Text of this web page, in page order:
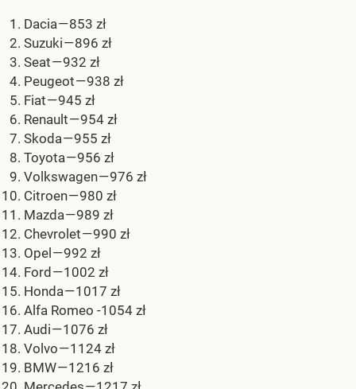
Dacia — 853 zł
Suzuki — 896 zł
Seat — 932 zł
Peugeot — 938 zł
Fiat — 945 zł
Renault — 954 zł
Skoda — 955 zł
Toyota — 956 zł
Volkswagen — 976 zł
Citroen — 980 zł
Mazda — 989 zł
Chevrolet — 990 zł
Opel — 992 zł
Ford — 1002 zł
Honda — 1017 zł
Alfa Romeo -1054 zł
Audi — 1076 zł
Volvo — 1124 zł
BMW — 1216 zł